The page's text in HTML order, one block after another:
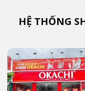
HỆ THỐNG